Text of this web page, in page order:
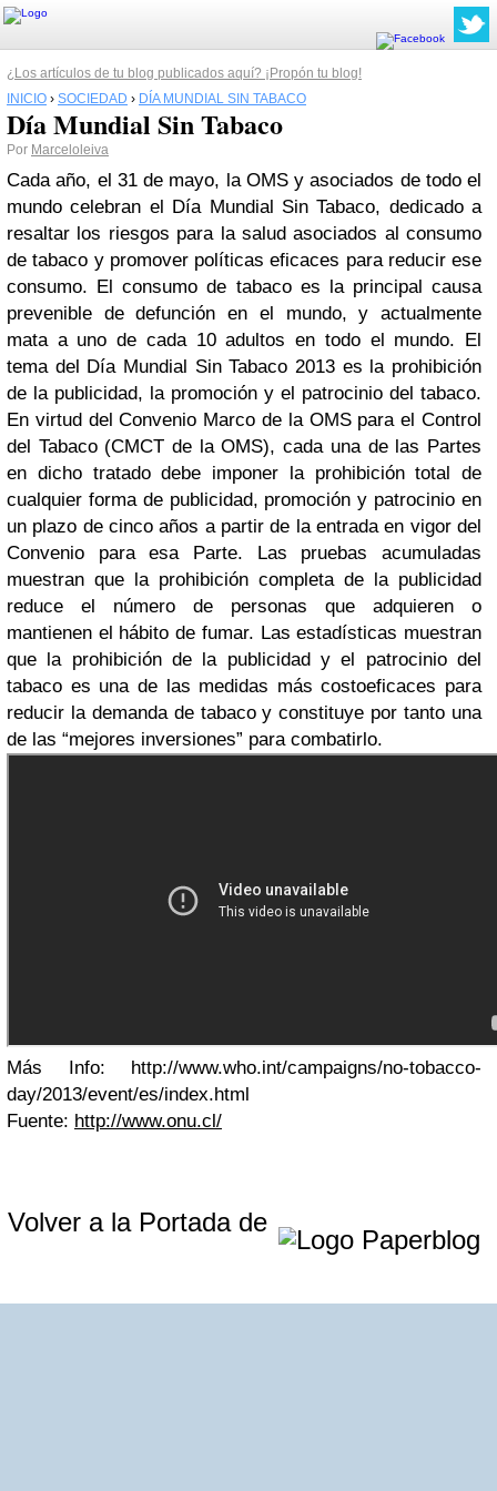
¿Los artículos de tu blog publicados aquí? ¡Propón tu blog!
INICIO › SOCIEDAD › DÍA MUNDIAL SIN TABACO
Día Mundial Sin Tabaco
Por Marceloleiva
Cada año, el 31 de mayo, la OMS y asociados de todo el
mundo celebran el Día Mundial Sin Tabaco, dedicado a
resaltar los riesgos para la salud asociados al consumo
de tabaco y promover políticas eficaces para reducir ese
consumo. El consumo de tabaco es la principal causa
prevenible de defunción en el mundo, y actualmente
mata a uno de cada 10 adultos en todo el mundo. El
tema del Día Mundial Sin Tabaco 2013 es la prohibición
de la publicidad, la promoción y el patrocinio del tabaco.
En virtud del Convenio Marco de la OMS para el Control
del Tabaco (CMCT de la OMS), cada una de las Partes
en dicho tratado debe imponer la prohibición total de
cualquier forma de publicidad, promoción y patrocinio en
un plazo de cinco años a partir de la entrada en vigor del
Convenio para esa Parte. Las pruebas acumuladas
muestran que la prohibición completa de la publicidad
reduce el número de personas que adquieren o
mantienen el hábito de fumar. Las estadísticas muestran
que la prohibición de la publicidad y el patrocinio del
tabaco es una de las medidas más costoeficaces para
reducir la demanda de tabaco y constituye por tanto una
de las “mejores inversiones” para combatirlo.
Más Info: http://www.who.int/campaigns/no-tobacco-
day/2013/event/es/index.html
Fuente: http://www.onu.cl/
Volver a la Portada de